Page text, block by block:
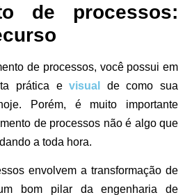
de processos:
de processos, você possui em
prática evisual
de como sua
Porém, é muito importante
de processos não é algo que
a toda hora.
envolvem a transformação de
bom pilar da engenharia de